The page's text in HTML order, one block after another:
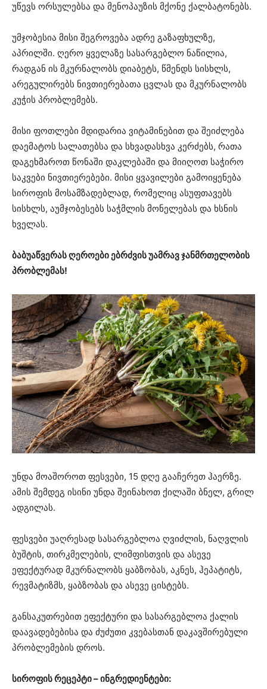
უწევს ორსულებსა და მენოპაუზის მქონე ქალბატონებს.
უმჯობესია მისი შეგროვება ადრე გაზაფხულზე,
აპრილში. ღერო ყველაზე სასარგებლო ნაწილია,
რადგან ის მკურნალობს დიაბეტს, წმენდს სისხლს,
არეგულირებს ნივთიერებათა ცვლას და მკურნალობს
კუჭის პრობლემებს.
მისი ფოთლები მდიდარია ვიტამინებით და შეიძლება
დაემატოს სალათებსა და სხვადასხვა კერძებს, რათა
დაგეხმაროთ წონაში დაკლებაში და მიიღოთ საჭირო
საკვები ნივთიერებები. მისი ყვავილები გამოიყენება
სიროფის მოსამზადებლად, რომელიც ასუფთავებს
სისხლს, აუმჯობესებს საჭმლის მონელებას და ხსნის
ხველას.
ბაბუაწვერას ღეროები ებრძვის უამრავ ჯანმრთელობის
პრობლემას!
უნდა მოაშოროთ ფესვები, 15 დღე გააჩერეთ ჰაერზე.
ამის შემდეგ ისინი უნდა შეინახოთ ქილაში ბნელ, გრილ
ადგილას.
ფესვები უაღრესად სასარგებლოა ღვიძლის, ნაღვლის
ბუშტის, თირკმელების, ლიმფისთვის და ასევე
ეფექტურად მკურნალობს ყაბზობას, აკნეს, ჰეპატიტს,
რევმატიზმს, ყაბზობას და ასევე ცისტებს.
განსაკუთრებით ეფექტური და სასარგებლოა ქალის
დაავადებებისა და ძუძუთი კვებასთან დაკავშირებული
პრობლემების დროს.
სიროფის რეცეპტი – ინგრედიენტები: